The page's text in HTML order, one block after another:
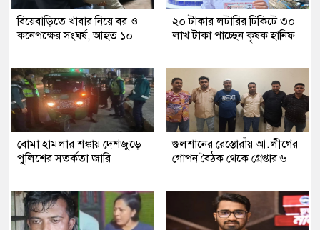
বিয়েবাড়িতে খাবার নিয়ে বর ও
কনেপক্ষের সংঘর্ষ, আহত ১০
২০ টাকার লটারির টিকিটে ৩০
লাখ টাকা পাচ্ছেন কৃষক হানিফ
বোমা হামলার শঙ্কায় দেশজুড়ে
পুলিশের সতর্কতা জারি
গুলশানের রেস্তোরাঁয় আ.লীগের
গোপন বৈঠক থেকে গ্রেপ্তার ৬